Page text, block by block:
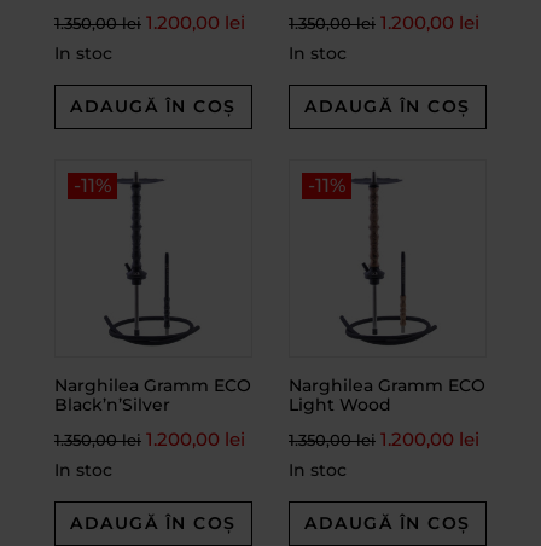
1.350,00lei 1.200,00 lei
In stoc
ADAUGĂ ÎN COȘ
1.350,00lei 1.200,00 lei
In stoc
ADAUGĂ ÎN COȘ
-11%
Narghilea Gramm ECO
Black’n’Silver
1.350,00lei 1.200,00 lei
In stoc
ADAUGĂ ÎN COȘ
-11%
Narghilea Gramm ECO
Light Wood
1.350,00lei 1.200,00 lei
In stoc
ADAUGĂ ÎN COȘ